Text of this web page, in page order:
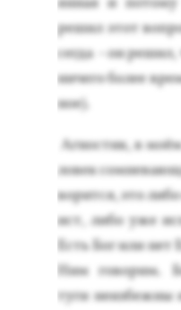
ре­шил этот
сегда - он ре­шил,
ни­чего бо­лее
ное).
Аг­ностик, в
ловек
ворит­ся, это
ист, ли­бо уже
Есть Бог или нет
Ним го­ворим.
туги